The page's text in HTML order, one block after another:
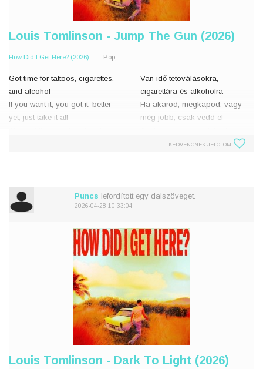
Louis Tomlinson - Jump The Gun (2026)
How Did I Get Here? (2026) Pop,
Got time for tattoos, cigarettes,
and alcohol
If you want it, you got it, better
yet, just take it all
Van idő tetoválásokra,
cigarettára és alkoholra
Ha akarod, megkapod, vagy
még jobb, csak vedd el
nehezebbé teszi, hogy ne
KEDVENCNEK JELÖLÖM
Puncs lefordított egy dalszöveget.
2026-04-28 10:33:04
Louis Tomlinson - Dark To Light (2026)